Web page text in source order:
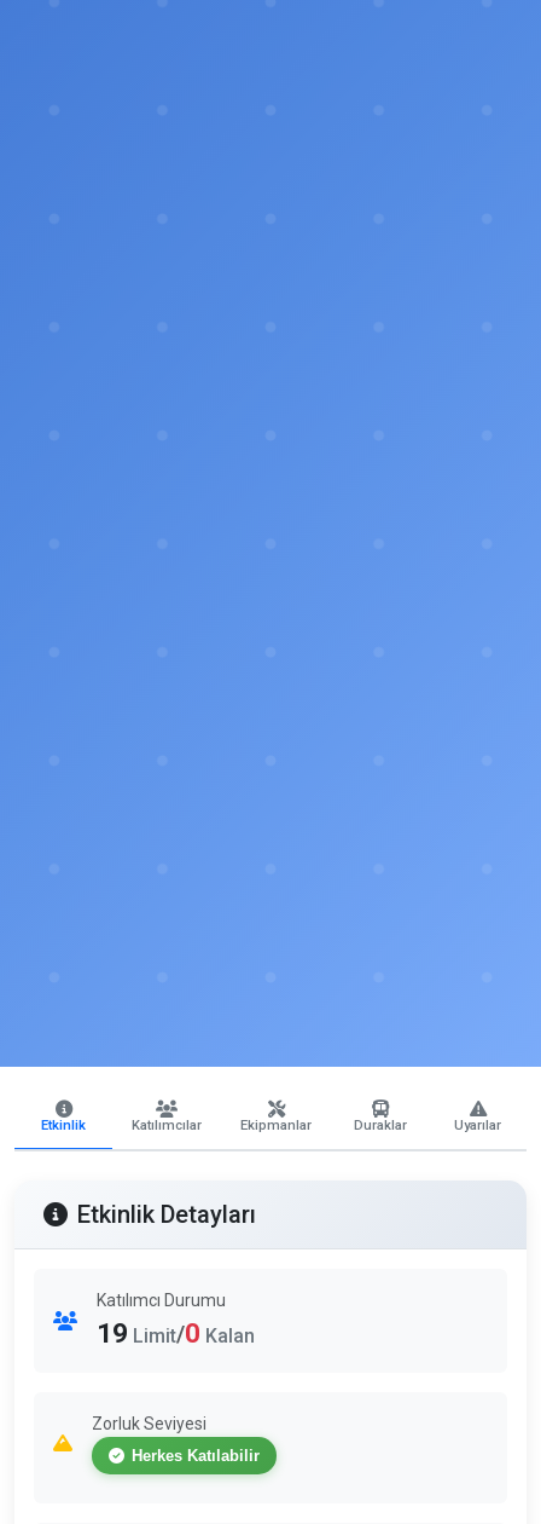
Etkinlik Katılımcılar Ekipmanlar Duraklar Uyarılar
Etkinlik Detayları
Katılımcı Durumu
19 Limit/0 Kalan
Zorluk Seviyesi
Herkes Katılabilir